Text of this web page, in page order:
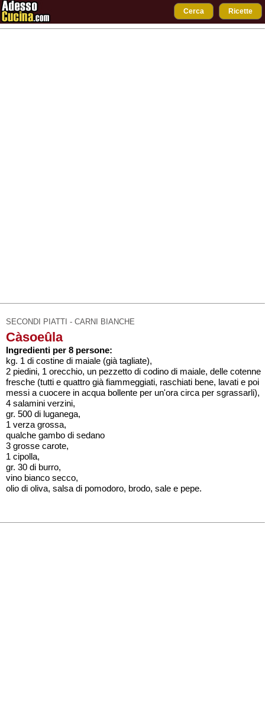
Cerca Ricette
SECONDI PIATTI - CARNI BIANCHE
Càsoeûla
Ingredienti per 8 persone:
kg. 1 di costine di maiale (già tagliate),
2 piedini, 1 orecchio, un pezzetto di codino di maiale, delle cotenne
fresche (tutti e quattro già fiammeggiati, raschiati bene, lavati e poi
messi a cuocere in acqua bollente per un'ora circa per sgrassarli),
4 salamini verzini,
gr. 500 di luganega,
1 verza grossa,
qualche gambo di sedano
3 grosse carote,
1 cipolla,
gr. 30 di burro,
vino bianco secco,
olio di oliva, salsa di pomodoro, brodo, sale e pepe.